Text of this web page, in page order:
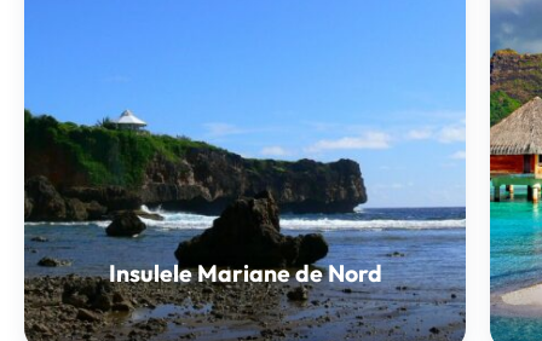
Insulele Mariane de Nord